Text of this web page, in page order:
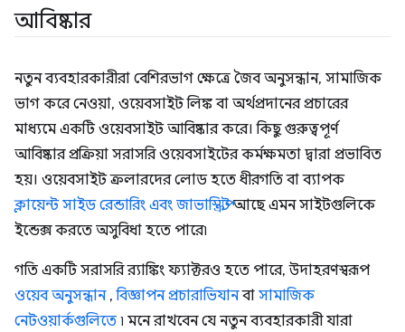
আবিষ্কার
নতুন ব্যবহারকারীরা বেশিরভাগ ক্ষেত্রে জৈব অনুসন্ধান, সামাজিক
ভাগ করে নেওয়া, ওয়েবসাইট লিঙ্ক বা অর্থপ্রদানের প্রচারের
মাধ্যমে একটি ওয়েবসাইট আবিষ্কার করে। কিছু গুরুত্বপূর্ণ
আবিষ্কার প্রক্রিয়া সরাসরি ওয়েবসাইটের কর্মক্ষমতা দ্বারা প্রভাবিত
হয়। ওয়েবসাইট ক্রলারদের লোড হতে ধীরগতি বা ব্যাপক
ক্লায়েন্ট সাইড রেন্ডারিং এবং জাভাস্ক্রিপ্টআছে এমন সাইটগুলিকে
ইন্ডেক্স করতে অসুবিধা হতে পারে৷
গতি একটি সরাসরি র‌্যাঙ্কিং ফ্যাক্টরও হতে পারে, উদাহরণস্বরূপ
ওয়েব অনুসন্ধান,বিজ্ঞাপন প্রচারাভিযানবা সামাজিক
নেটওয়ার্কগুলিতে ৷ মনে রাখবেন যে নতুন ব্যবহারকারী যারা